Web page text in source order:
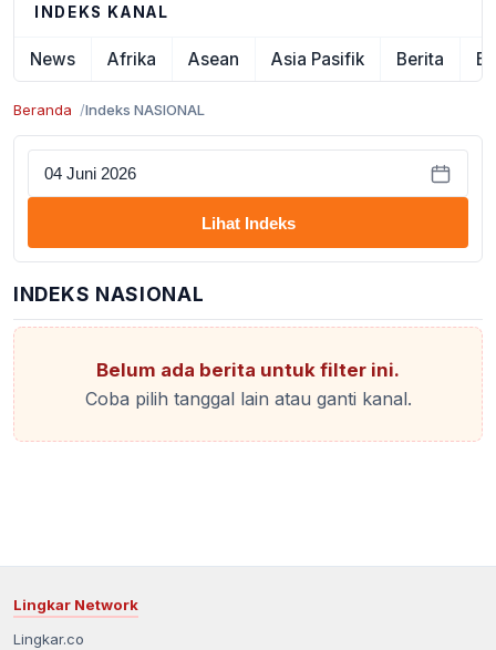
INDEKS KANAL
News Afrika Asean Asia Pasifik Berita
Beranda Indeks NASIONAL
Lihat Indeks
INDEKS NASIONAL
Belum ada berita untuk filter ini.
Coba pilih tanggal lain atau ganti kanal.
Lingkar Network
Lingkar.co